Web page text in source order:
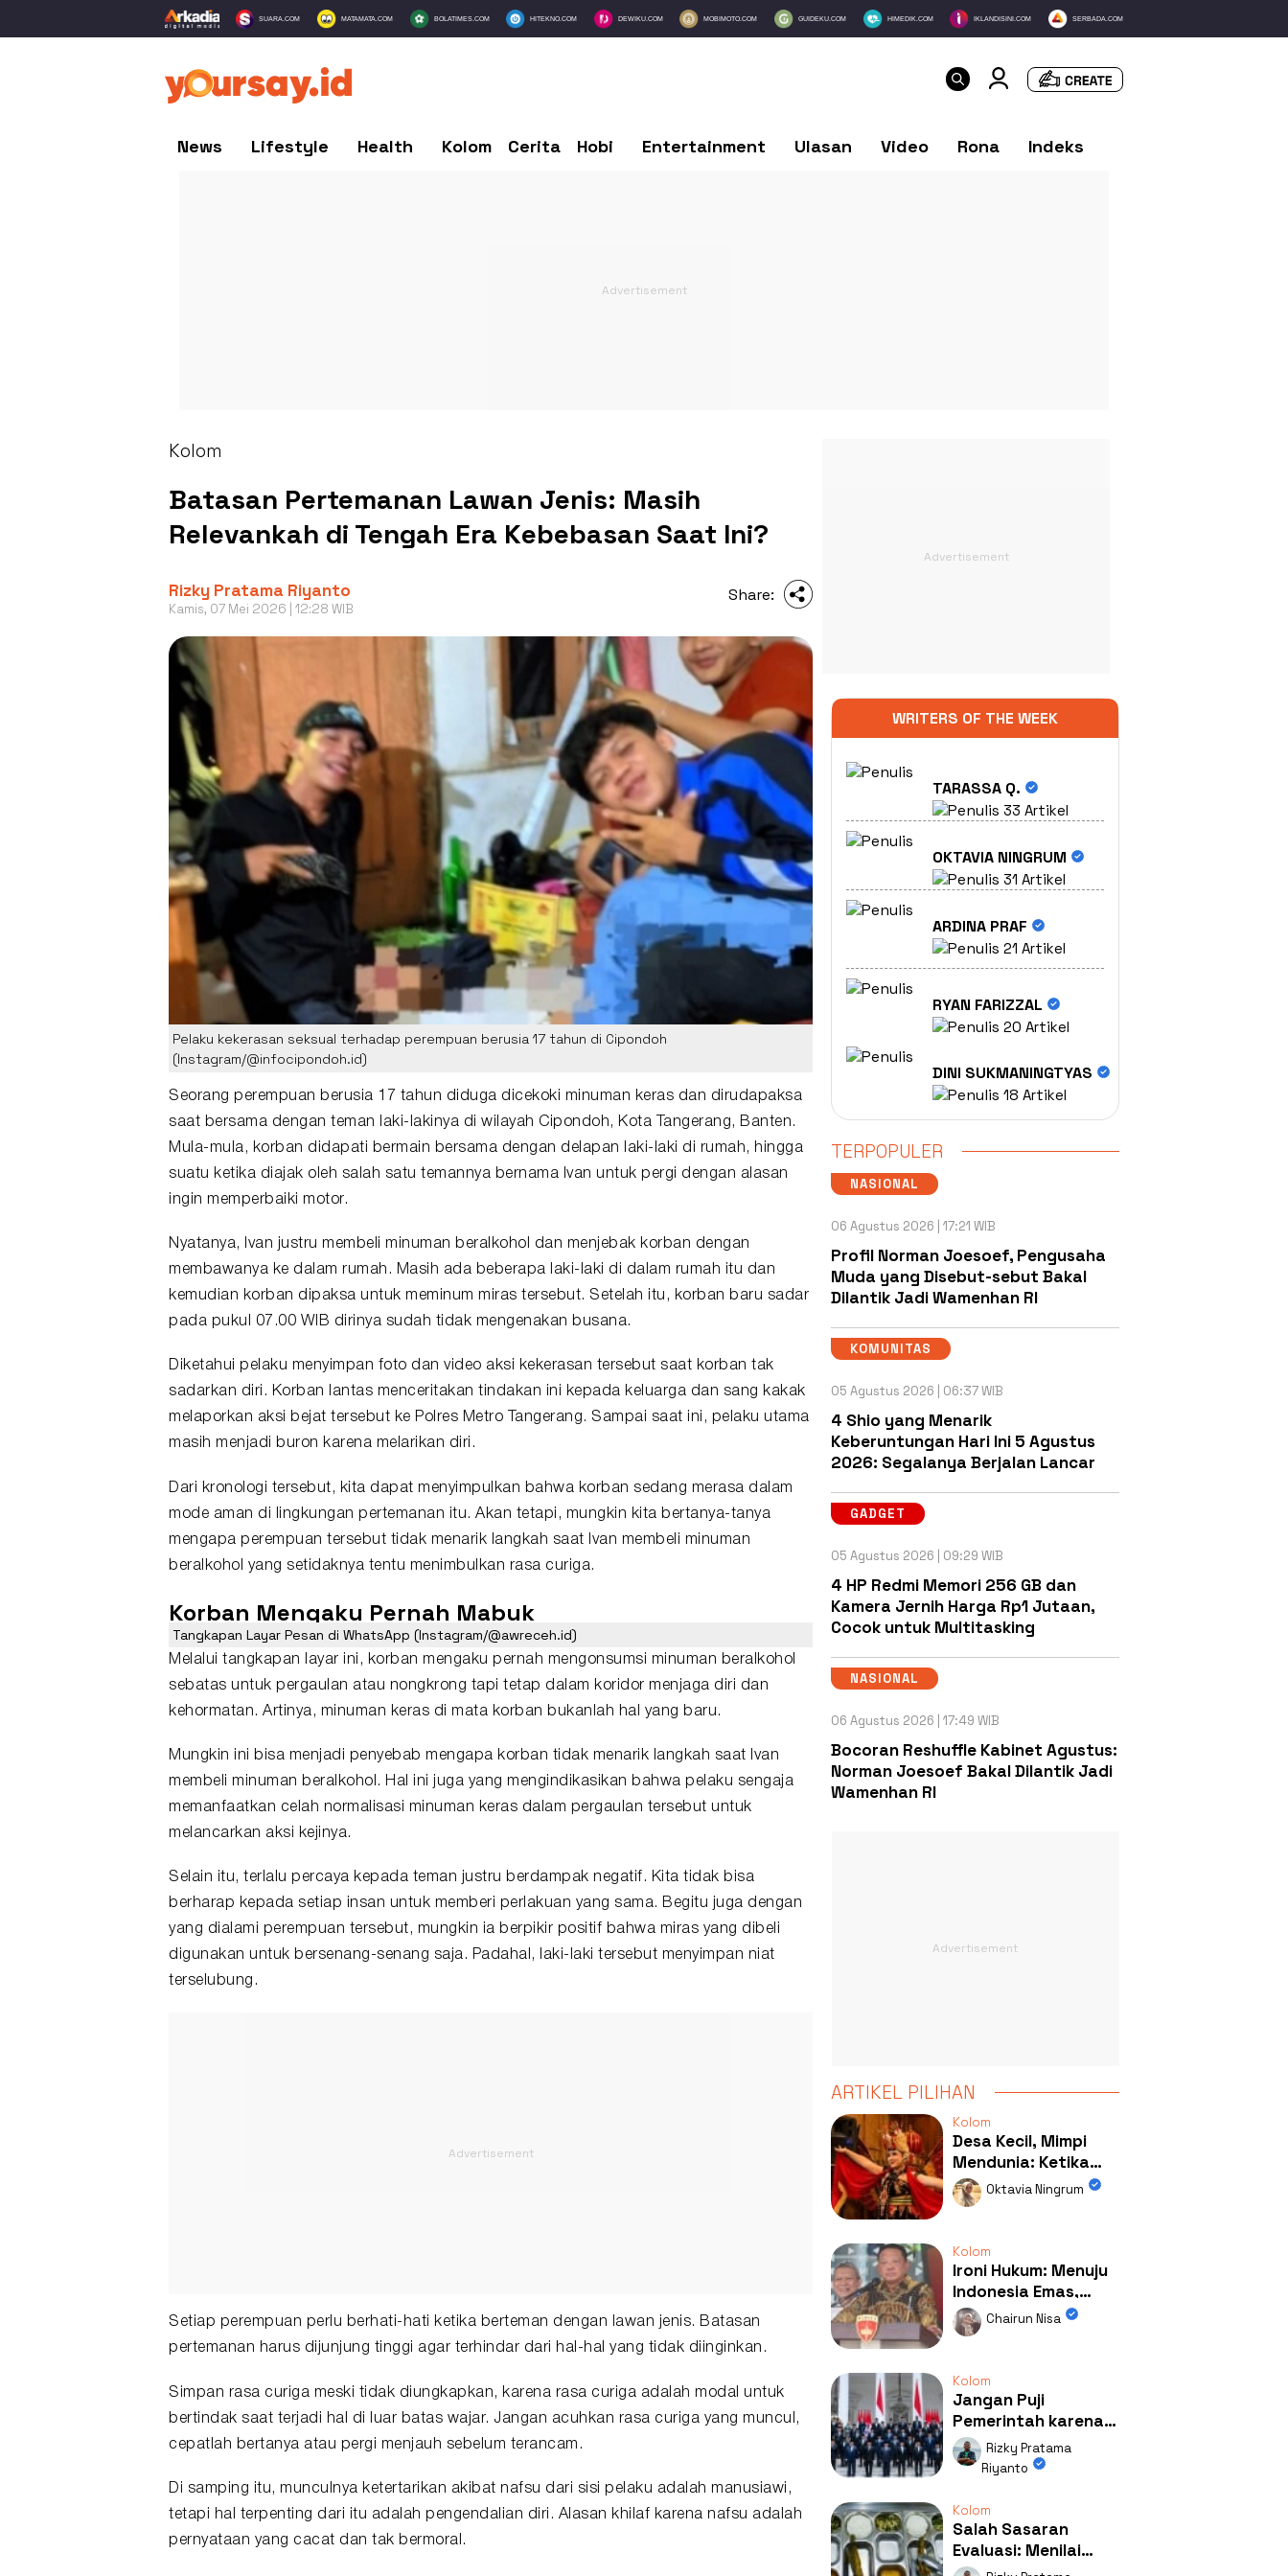
SUARA.COM MATAMATA.COM BOLATIMES.COM HITEKNO.COM DEWIKU.COM MOBIMOTO.COM GUIDEKU.COM HIMEDIK.COM IKLANDISINI.COM SERBADA.COM
News Lifestyle Health Kolom Cerita Hobi Entertainment Ulasan Video Rona Indeks
Kolom
Batasan Pertemanan Lawan Jenis: Masih
Relevankah di Tengah Era Kebebasan Saat Ini?
Rizky Pratama Riyanto
Kamis, 07 Mei 2026 | 12:28 WIB
Share:
Pelaku kekerasan seksual terhadap perempuan berusia 17 tahun di Cipondoh
(Instagram/@infocipondoh.id)
Seorang perempuan berusia 17 tahun diduga dicekoki minuman keras dan dirudapaksa
saat bersama dengan teman
laki-lakinya di wilayah Cipondoh, Kota Tangerang, Banten.
Mula-mula, korban didapati bermain bersama dengan delapan laki-laki di rumah, hingga
suatu ketika diajak oleh salah satu temannya bernama Ivan untuk pergi dengan alasan
ingin memperbaiki motor.
Nyatanya, Ivan justru membeli minuman beralkohol dan menjebak korban dengan
membawanya ke dalam rumah. Masih ada beberapa laki-laki di dalam rumah itu dan
kemudian korban dipaksa untuk meminum miras tersebut. Setelah itu, korban baru sadar
pada pukul 07.00 WIB dirinya sudah tidak mengenakan busana.
Diketahui pelaku menyimpan foto dan video aksi kekerasan tersebut saat korban tak
sadarkan diri. Korban lantas menceritakan tindakan ini kepada keluarga dan sang kakak
melaporkan aksi bejat tersebut ke Polres Metro Tangerang. Sampai saat ini, pelaku utama
masih menjadi buron karena melarikan diri.
Dari kronologi tersebut, kita dapat menyimpulkan bahwa korban sedang merasa dalam
mode aman di lingkungan pertemanan itu. Akan tetapi, mungkin kita bertanya-tanya
mengapa perempuan tersebut tidak menarik langkah saat Ivan membeli minuman
beralkohol yang setidaknya tentu menimbulkan rasa curiga.
Korban Mengaku Pernah Mabuk
Tangkapan Layar Pesan di WhatsApp (Instagram/@awreceh.id)
Melalui tangkapan layar ini, korban mengaku pernah mengonsumsi minuman beralkohol
sebatas untuk pergaulan atau nongkrong tapi tetap dalam koridor menjaga diri dan
kehormatan. Artinya, minuman keras di mata korban bukanlah hal yang baru.
Mungkin ini bisa menjadi penyebab mengapa korban tidak menarik langkah saat Ivan
membeli minuman beralkohol. Hal ini juga yang mengindikasikan bahwa pelaku sengaja
memanfaatkan celah normalisasi minuman keras dalam pergaulan tersebut untuk
melancarkan aksi kejinya.
Selain itu, terlalu percaya kepada teman justru berdampak negatif. Kita tidak bisa
berharap kepada setiap insan untuk memberi perlakuan yang sama. Begitu juga dengan
yang dialami perempuan tersebut, mungkin ia berpikir positif bahwa miras yang dibeli
digunakan untuk bersenang-senang saja. Padahal, laki-laki tersebut menyimpan niat
terselubung.
Setiap perempuan perlu berhati-hati ketika berteman dengan lawan jenis. Batasan
pertemanan harus dijunjung tinggi agar terhindar dari hal-hal yang tidak diinginkan.
Simpan rasa curiga meski tidak diungkapkan, karena rasa curiga adalah modal untuk
bertindak saat terjadi hal di luar batas wajar. Jangan acuhkan rasa curiga yang muncul,
cepatlah bertanya atau pergi menjauh sebelum terancam.
Di samping itu, munculnya ketertarikan akibat nafsu dari sisi pelaku adalah manusiawi,
tetapi hal terpenting dari itu adalah pengendalian diri. Alasan khilaf karena nafsu adalah
pernyataan yang cacat dan tak bermoral.
WRITERS OF THE WEEK
TARASSA Q.
33 Artikel
OKTAVIA NINGRUM
31 Artikel
ARDINA PRAF
21 Artikel
RYAN FARIZZAL
20 Artikel
DINI SUKMANINGTYAS
18 Artikel
TERPOPULER
NASIONAL
06 Agustus 2026 | 17:21 WIB
Profil Norman Joesoef, Pengusaha
Muda yang Disebut-sebut Bakal
Dilantik Jadi Wamenhan RI
KOMUNITAS
05 Agustus 2026 | 06:37 WIB
4 Shio yang Menarik
Keberuntungan Hari Ini 5 Agustus
2026: Segalanya Berjalan Lancar
GADGET
05 Agustus 2026 | 09:29 WIB
4 HP Redmi Memori 256 GB dan
Kamera Jernih Harga Rp1 Jutaan,
Cocok untuk Multitasking
NASIONAL
06 Agustus 2026 | 17:49 WIB
Bocoran Reshuffle Kabinet Agustus:
Norman Joesoef Bakal Dilantik Jadi
Wamenhan RI
ARTIKEL PILIHAN
Kolom
Desa Kecil, Mimpi
Mendunia: Ketika
Kolaborasi
Mengubah Wajah
Oktavia Ningrum
Kolom
Ironi Hukum: Menuju
Indonesia Emas,
Ternyata Emasnya
Ada di Rumah Febrie!
Chairun Nisa
Kolom
Jangan Puji
Pemerintah karena
Kerja: Mengapa
Publik Begitu Mudah
Rizky Pratama
Riyanto
Kolom
Salah Sasaran
Evaluasi: Menilai
Program MBG Lewat